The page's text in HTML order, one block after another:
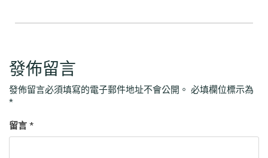
發佈留言
發佈留言必須填寫的電子郵件地址不會公開。 必填欄位標示為
*
留言 *